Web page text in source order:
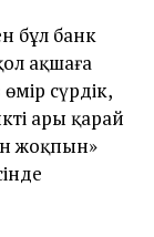
бұл банк
ақшаға
сүрдік,
ары қарай
жоқпын»